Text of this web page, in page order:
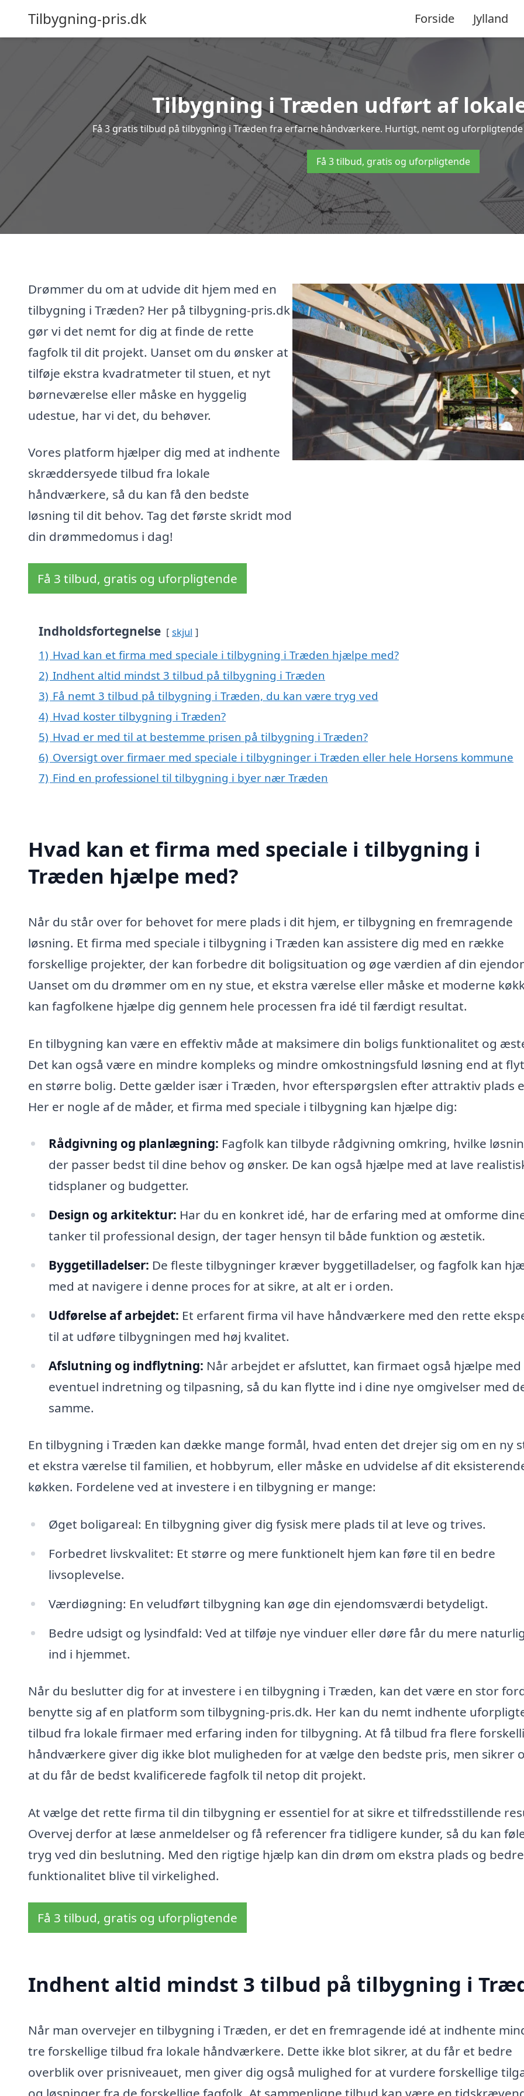
Tilbygning-pris.dk Forside Jylland
Tilbygning i Træden udført af
Få 3 gratis tilbud på tilbygning i Træden fra erfarne håndværkere. Hurtigt, nemt og
Få 3 tilbud, gratis og uforpligtende
Drømmer du om at udvide dit hjem med en
tilbygning i Træden? Her på tilbygning-pris.dk
gør vi det nemt for dig at finde de rette
fagfolk til dit projekt. Uanset om du ønsker at
tilføje ekstra kvadratmeter til stuen, et nyt
børneværelse eller måske en hyggelig
udestue, har vi det, du behøver.
Vores platform hjælper dig med at indhente
skræddersyede tilbud fra lokale
håndværkere, så du kan få den bedste
løsning til dit behov. Tag det første skridt mod
din drømmedomus i dag!
Få 3 tilbud, gratis og uforpligtende
Indholdsfortegnelse skjul
1) Hvad kan et firma med speciale i tilbygning i Træden hjælpe med?
2) Indhent altid mindst 3 tilbud på tilbygning i Træden
3) Få nemt 3 tilbud på tilbygning i Træden, du kan være tryg ved
4) Hvad koster tilbygning i Træden?
5) Hvad er med til at bestemme prisen på tilbygning i Træden?
6) Oversigt over firmaer med speciale i tilbygninger i Træden eller hele Horsens kommune
7) Find en professionel til tilbygning i byer nær Træden
Hvad kan et firma med speciale i tilbygning i
Træden hjælpe med?
Når du står over for behovet for mere plads i dit hjem, er tilbygning en fremragende
løsning. Et firma med speciale i tilbygning i Træden kan assistere dig med en række
forskellige projekter, der kan forbedre dit boligsituation og øge værdien af din
Uanset om du drømmer om en ny stue, et ekstra værelse eller måske et moderne
kan fagfolkene hjælpe dig gennem hele processen fra idé til færdigt resultat.
En tilbygning kan være en effektiv måde at maksimere din boligs funktionalitet og
Det kan også være en mindre kompleks og mindre omkostningsfuld løsning end at
en større bolig. Dette gælder især i Træden, hvor efterspørgslen efter attraktiv plads
Her er nogle af de måder, et firma med speciale i tilbygning kan hjælpe dig:
Rådgivning og planlægning: Fagfolk kan tilbyde rådgivning omkring, hvilke
der passer bedst til dine behov og ønsker. De kan også hjælpe med at lave
tidsplaner og budgetter.
Design og arkitektur: Har du en konkret idé, har de erfaring med at omforme
tanker til professional design, der tager hensyn til både funktion og æstetik.
Byggetilladelser: De fleste tilbygninger kræver byggetilladelser, og fagfolk kan
med at navigere i denne proces for at sikre, at alt er i orden.
Udførelse af arbejdet: Et erfarent firma vil have håndværkere med den rette
til at udføre tilbygningen med høj kvalitet.
Afslutning og indflytning: Når arbejdet er afsluttet, kan firmaet også hjælpe med
eventuel indretning og tilpasning, så du kan flytte ind i dine nye omgivelser med
samme.
En tilbygning i Træden kan dække mange formål, hvad enten det drejer sig om en ny
et ekstra værelse til familien, et hobbyrum, eller måske en udvidelse af dit
køkken. Fordelene ved at investere i en tilbygning er mange:
Øget boligareal: En tilbygning giver dig fysisk mere plads til at leve og trives.
Forbedret livskvalitet: Et større og mere funktionelt hjem kan føre til en bedre
livsoplevelse.
Værdiøgning: En veludført tilbygning kan øge din ejendomsværdi betydeligt.
Bedre udsigt og lysindfald: Ved at tilføje nye vinduer eller døre får du mere
ind i hjemmet.
Når du beslutter dig for at investere i en tilbygning i Træden, kan det være en stor
benytte sig af en platform som tilbygning-pris.dk. Her kan du nemt indhente
tilbud fra lokale firmaer med erfaring inden for tilbygning. At få tilbud fra flere
håndværkere giver dig ikke blot muligheden for at vælge den bedste pris, men sikrer
at du får de bedst kvalificerede fagfolk til netop dit projekt.
At vælge det rette firma til din tilbygning er essentiel for at sikre et tilfredsstillende
Overvej derfor at læse anmeldelser og få referencer fra tidligere kunder, så du kan
tryg ved din beslutning. Med den rigtige hjælp kan din drøm om ekstra plads og bedre
funktionalitet blive til virkelighed.
Få 3 tilbud, gratis og uforpligtende
Indhent altid mindst 3 tilbud på tilbygning i
Når man overvejer en tilbygning i Træden, er det en fremragende idé at indhente
tre forskellige tilbud fra lokale håndværkere. Dette ikke blot sikrer, at du får et bedre
overblik over prisniveauet, men giver dig også mulighed for at vurdere forskellige